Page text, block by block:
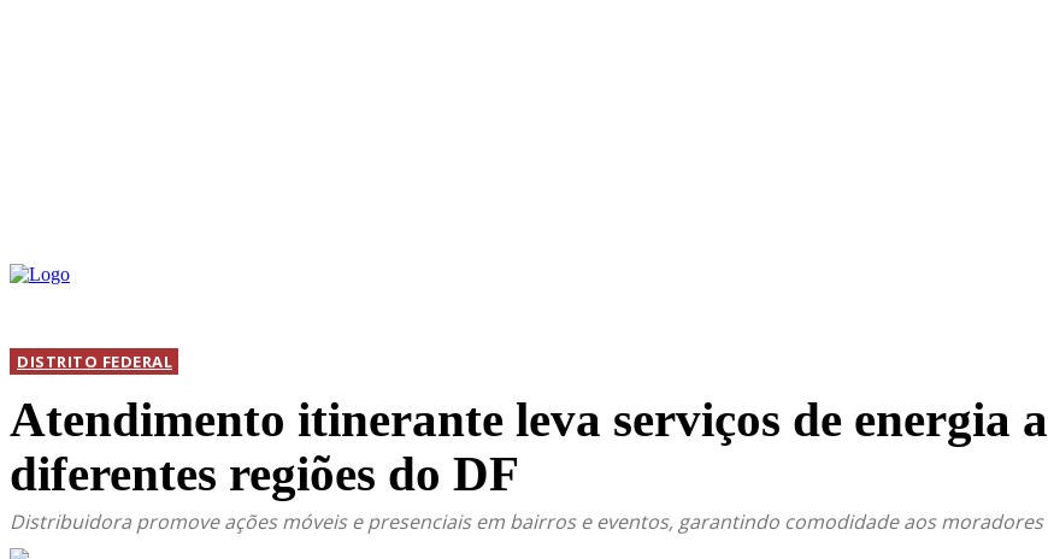
DISTRITO FEDERAL
Atendimento itinerante leva serviços de energia a
diferentes regiões do DF
Distribuidora promove ações móveis e presenciais em bairros e eventos, garantindo comodidade aos moradores